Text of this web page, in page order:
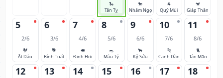
🐍
Tân Tỵ
🐎
Nhâm Ngọ
🐐
Quý Mùi
🐒
Giáp Thân
5
2/6
🐓
Ất Dậu
6
3/6
🐕
Bính Tuất
7
4/6
🐖
Đinh Hợi
8
5/6
🐀
Mậu Tý
9
6/6
🐂
Kỷ Sửu
10
7/6
🐅
Canh Dần
11
8/6
🐈
Tân Mão
12 13 14 15 16 17 18